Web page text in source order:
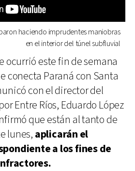
haciendo imprudentes maniobras
en el interior del túnel subfluvial
ocurrió este fin de semana
conecta Paraná con Santa
con el director del
Entre Ríos, Eduardo López
que están al tanto de
lunes, aplicarán el
a los fines de